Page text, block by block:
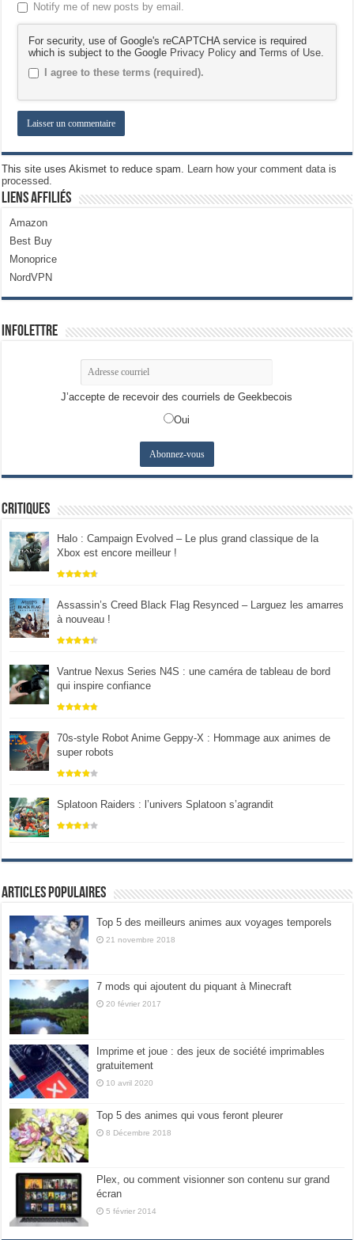
Notify me of new posts by email.
For security, use of Google's reCAPTCHA service is required
which is subject to the Google Privacy Policy andTerms of Use.
I agree to these terms (required).
This site uses Akismet to reduce spam. Learn how your comment data is
processed.
Liens Affiliés
Amazon
Best Buy
Monoprice
NordVPN
Infolettre
J’accepte de recevoir des courriels de Geekbecois
Oui
Critiques
Halo : Campaign Evolved – Le plus grand classique de la
Xbox est encore meilleur !
Assassin’s Creed Black Flag Resynced – Larguez les amarres
à nouveau !
Vantrue Nexus Series N4S : une caméra de tableau de bord
qui inspire confiance
70s-style Robot Anime Geppy-X : Hommage aux animes de
super robots
Splatoon Raiders : l’univers Splatoon s’agrandit
Articles populaires
Top 5 des meilleurs animes aux voyages temporels
21 novembre 2018
7 mods qui ajoutent du piquant à Minecraft
20 février 2017
Imprime et joue : des jeux de société imprimables
gratuitement
10 avril 2020
Top 5 des animes qui vous feront pleurer
8 Décembre 2018
Plex, ou comment visionner son contenu sur grand
écran
5 février 2014